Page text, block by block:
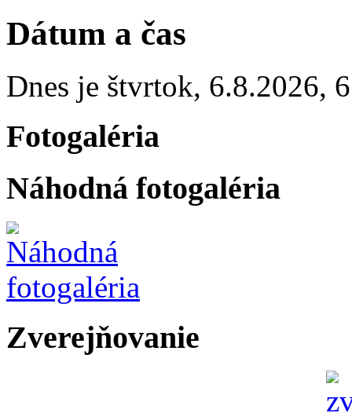
Dátum a čas
Dnes je štvrtok, 6.8.2026,
Fotogaléria
Náhodná fotogaléria
Zverejňovanie